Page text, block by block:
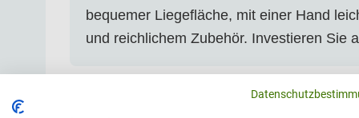
bequemer Liegefläche, mit einer Hand
und reichlichem Zubehör. Investieren Sie
Entdecken Sie den